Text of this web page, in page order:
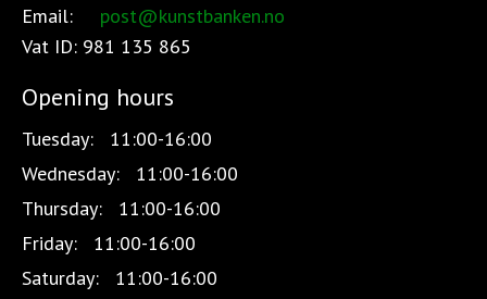
Email:
post@kunstbanken.no
Vat ID: 981 135 865
Opening hours
Tuesday:
11:00-16:00
Wednesday:
11:00-16:00
Thursday:
11:00-16:00
Friday:
11:00-16:00
Saturday:
11:00-16:00